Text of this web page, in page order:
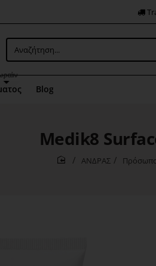
Αναζήτηση...
Blog
Medik8
ΑΝΔΡΑΣ